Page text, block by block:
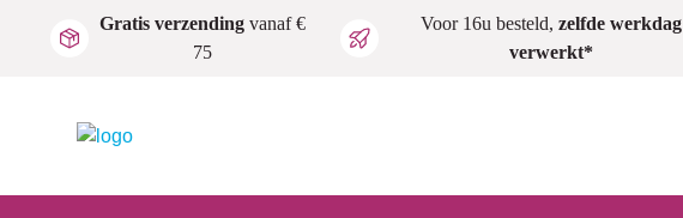
Ga naar de hoofdinhoud
Gratis verzendingvanaf €
75
Voor 16u besteld,zelfde werkdag
verwerkt*